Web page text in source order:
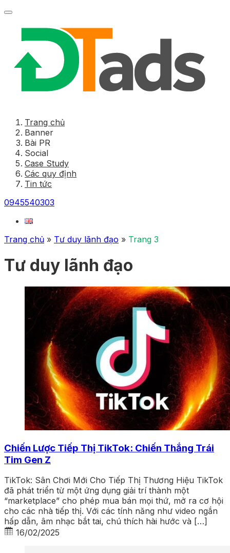
Trang chủ
Banner
Bài PR
Social
Case Study
Các quy định
Tin tức
0945540303
Trang chủ » Tư duy lãnh đạo » Trang 3
Tư duy lãnh đạo
Chiến Lược Tiếp Thị TikTok: Chiến Thắng Trái
Tim Gen Z
TikTok: Sân Chơi Mới Cho Tiếp Thị Thương Hiệu TikTok
đã phát triển từ một ứng dụng giải trí thành một
“marketplace” cho phép mua bán mọi thứ, mở ra cơ hội
cho các nhà tiếp thị. Với các tính năng như video ngắn
hấp dẫn, âm nhạc bắt tai, chú thích hài hước và […]
16/02/2025